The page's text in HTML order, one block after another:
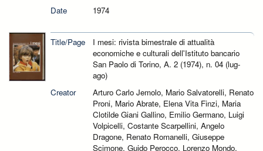
Date
1974
Title/Page
I mesi: rivista bimestrale di attualità
economiche e culturali dell'Istituto bancario
San Paolo di Torino, A. 2 (1974), n. 04 (lug-
ago)
Creator
Arturo Carlo Jemolo, Mario Salvatorelli, Renato
Proni, Mario Abrate, Elena Vita Finzi, Maria
Clotilde Giani Gallino, Emilio Germano, Luigi
Volpicelli, Costante Scarpellini, Angelo
Dragone, Renato Romanelli, Giuseppe
Scimone, Guido Perocco, Lorenzo Mondo,